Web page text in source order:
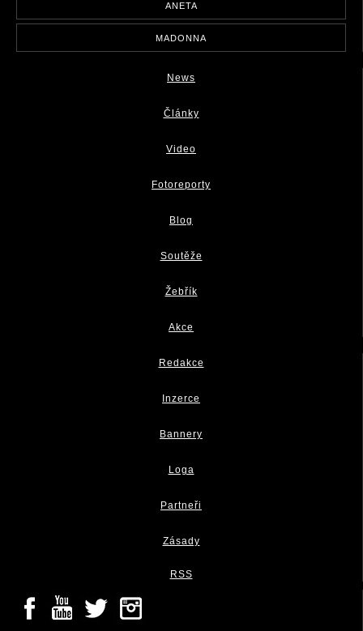
ANETA
MADONNA
News
Články
Video
Fotoreporty
Blog
Soutěže
Žebřík
Akce
Redakce
Inzerce
Bannery
Loga
Partneři
Zásady
RSS